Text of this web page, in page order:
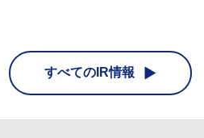
すべてのIR情報